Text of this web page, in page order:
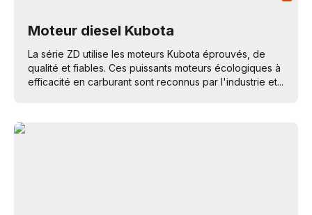
Moteur diesel Kubota
La série ZD utilise les moteurs Kubota éprouvés, de
qualité et fiables. Ces puissants moteurs écologiques à
efficacité en carburant sont reconnus par l'industrie et...